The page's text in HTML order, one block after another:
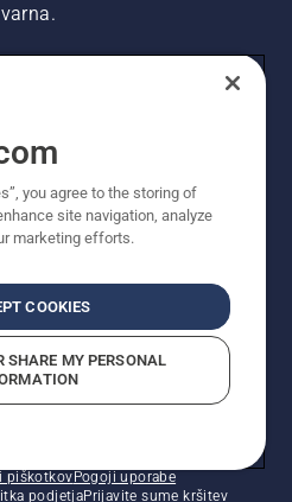
piškotkovPogoji uporabe
podjetjaPrijavite sume kršitev
you agree to the storing of
site navigation, analyze
marketing efforts.
COOKIES
SHARE MY PERSONAL